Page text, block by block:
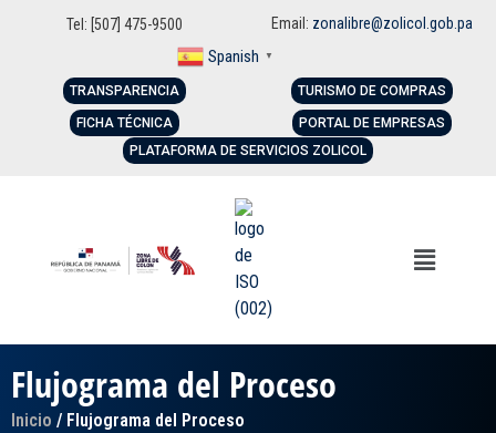
Tel: [507] 475-9500 Email: zonalibre@zolicol.gob.pa
Spanish ▼
TRANSPARENCIA
FICHA TÉCNICA
TURISMO DE COMPRAS
PORTAL DE EMPRESAS
PLATAFORMA DE SERVICIOS ZOLICOL
Flujograma del Proceso
Inicio / Flujograma del Proceso